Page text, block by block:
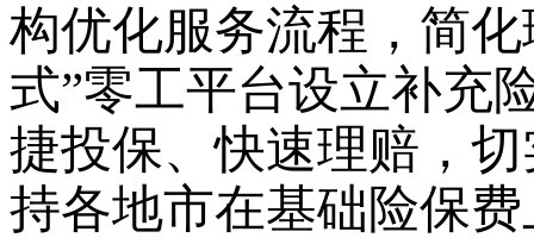
构优化服务流程，简
式”零工平台设立补充
捷投保、快速理赔，
持各地市在基础险保